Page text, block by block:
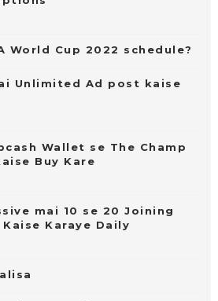
World Cup 2022 schedule?
Unlimited Ad post kaise
Wallet se The Champ
Buy Kare
mai 10 se 20 Joining
Kaise Karaye Daily